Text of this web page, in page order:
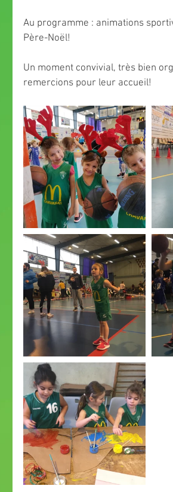
Au programme : animations
Père-Noël!
Un moment convivial, très bien
remercions pour leur accueil!